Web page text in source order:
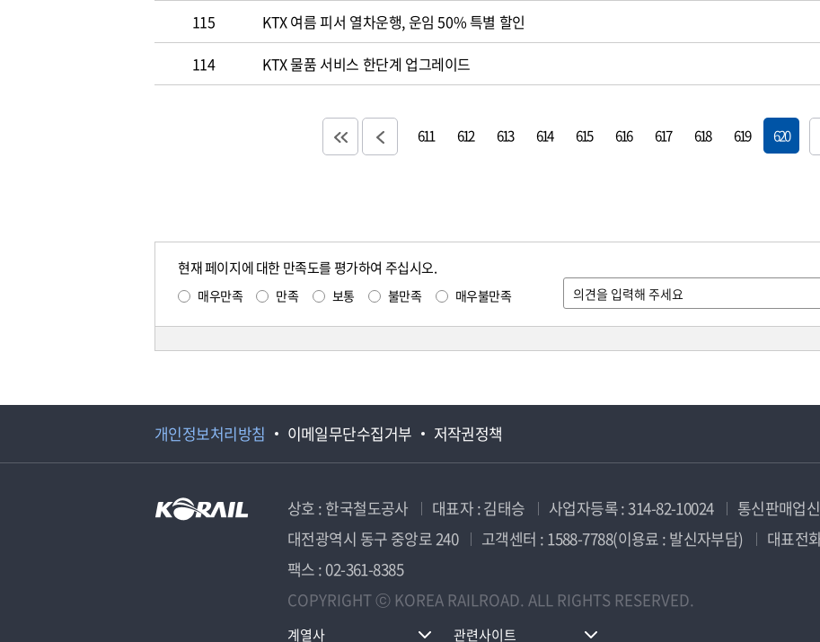
115
KTX 여름 피서 열차운행, 운임 50% 특별 할인
114
KTX 물품 서비스 한단계 업그레이드
611 612 613 614 615 616 617 618 619 620
현재 페이지에 대한 만족도를 평가하여 주십시오.
매우만족 만족 보통 불만족 매우불만족
개인정보처리방침 이메일무단수집거부 저작권정책
상호 : 한국철도공사 대표자 : 김태승 사업자등록 : 314-82-10024
통신판매업
대전광역시 동구 중앙로 240
고객센터 : 1588-7788(이용료 : 발신자부담)
대표전
팩스 : 02-361-8385
COPYRIGHT ⓒ KOREA RAILROAD. ALL RIGHTS RESERVED.
계열사 관련사이트